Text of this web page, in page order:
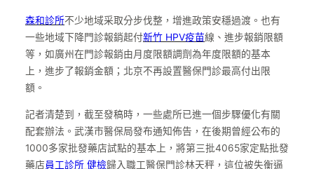
森和診所不少地域采取分步伐整，增進政策安穩過渡。也有
一些地域下降門診報銷起付新竹 HPV疫苗線、進步報銷限額
等，如廣州在門診報銷由月度限額調劑為年度限額的基本
上，進步了報銷金額；北京不再設置醫保門診最高付出限
額。
記者清楚到，截至發稿時，一些處所已進一個步驟優化有關
配套辦法。武漢市醫保局發布通知佈告，在後期曾經公布的
1000多家批發藥店試點的基本上，將第三批4065家定點批發
藥店員工診所 健檢歸入職工醫保門診林天秤，這位被失衡逼